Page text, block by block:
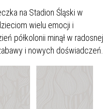
na Stadion Śląski w
wielu emocji i
półkolonii minął w radosnej
i nowych doświadczeń.